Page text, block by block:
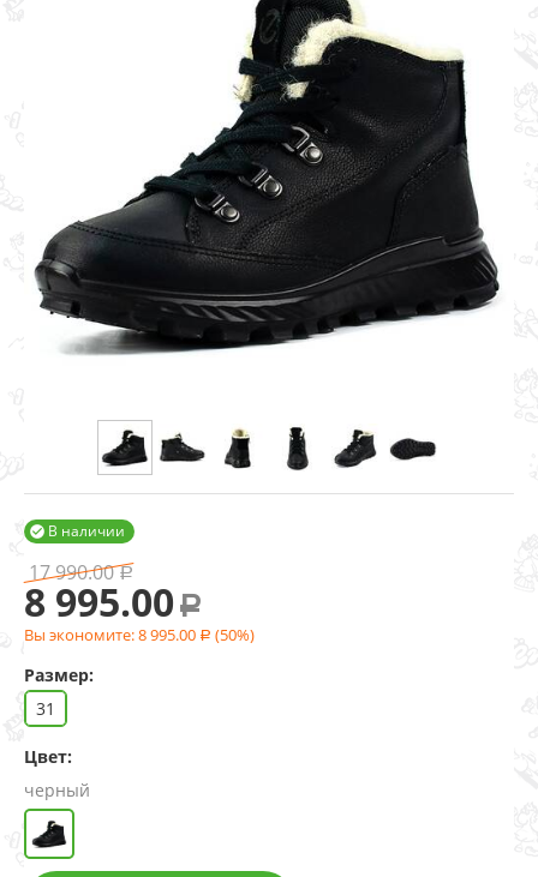
В наличии

17 990.00 Р
8 995.00 Р
Вы экономите:8 995.00 Р (50%)
Размер:
31
Цвет:
черный